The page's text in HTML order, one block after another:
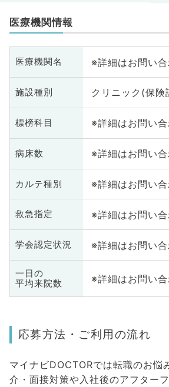
医療機関情報
医療機関名 ※詳細はお問い
施設種別 クリニック(保険
標榜科目 ※詳細はお問い
病床数 ※詳細はお問い
カルテ種別 ※詳細はお問い
救急指定 ※詳細はお問い
学会認定状況 ※詳細はお問い
一日の
平均来院数
※詳細はお問い
応募方法・ご利用の流れ
マイナビDOCTORでは転職のお悩
介・面接対策や入社後のアフター